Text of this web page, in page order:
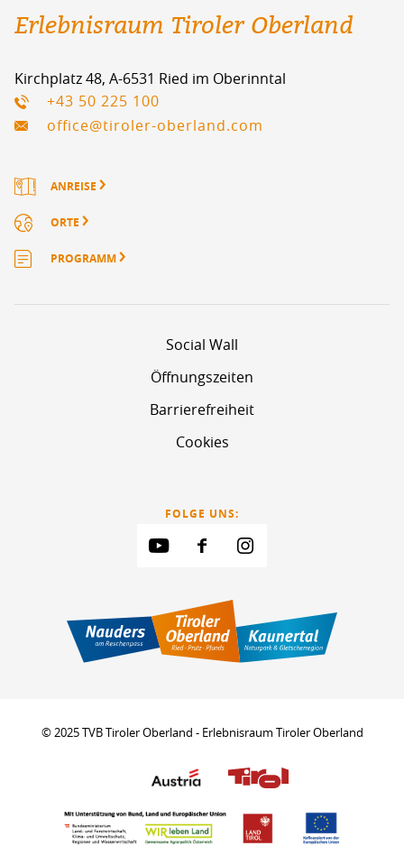
Erlebnisraum Tiroler Oberland
Kirchplatz 48, A-6531 Ried im Oberinntal
+43 50 225 100
office@tiroler-oberland.com
ANREISE
ORTE
PROGRAMM
Social Wall
Öffnungszeiten
Barrierefreiheit
Cookies
FOLGE UNS:
© 2025 TVB Tiroler Oberland - Erlebnisraum Tiroler Oberland